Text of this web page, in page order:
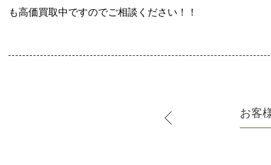
も高価買取中ですのでご相談ください！！
お客